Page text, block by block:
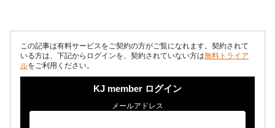
この記事は有料サービスをご契約の方がご覧になれます。契約されて
いる方は、下記からログインを、契約されていない方は無料トライア
ルをご利用ください。
KJ member ログイン
メールアドレス